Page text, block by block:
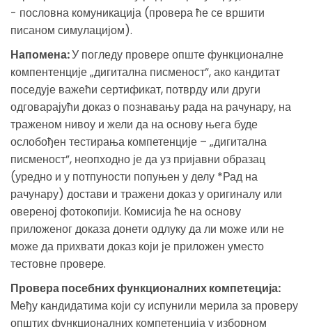
- пословна комуникација (провера ће се вршити
писаном симулацијом).
Напомена:У погледу провере опште функционалне
компентенције „дигитална писменост”, ако кандитат
поседује важећи сертификат, потврду или други
одговарајући доказ о познавању рада на рачунару, на
траженом нивоу и жели да на основу њега буде
ослобођен тестирања компетенције – „дигитална
писменост”, неопходно је да уз пријавни образац
(уредно и у потпуности попуњен у делу *Рад на
рачунару) достави и тражени доказ у оригиналу или
овереној фотокопији. Комисија ће на основу
приложеног доказа донети одлуку да ли може или не
може да прихвати доказ који је приложен уместо
тестовне провере.
Провера посебних функционалних компетеција:
Међу кандидатима који су испунили мерила за проверу
општих функционалних компетенција у изборном